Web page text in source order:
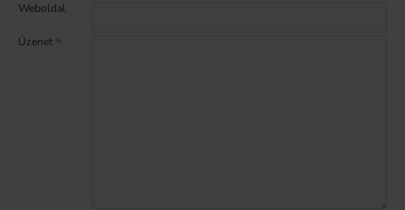
Weboldal
Üzenet